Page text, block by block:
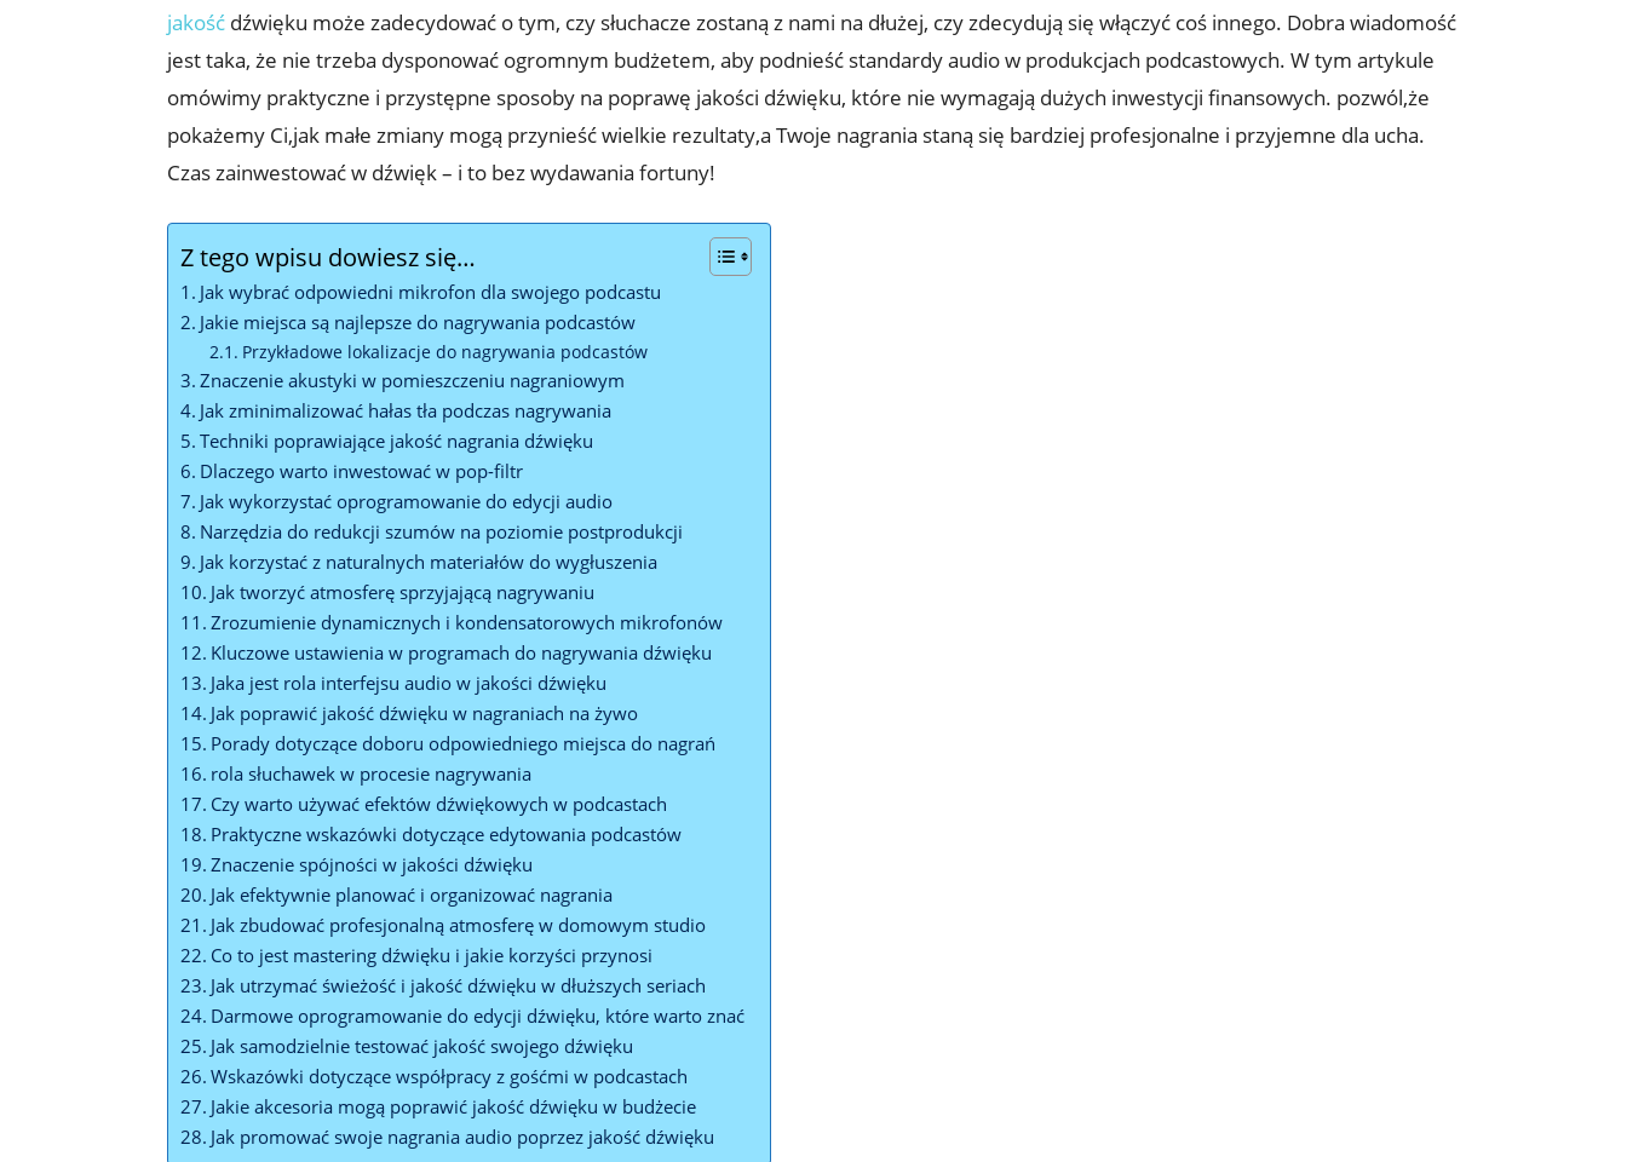
jakość dźwięku może zadecydować o tym, czy słuchacze zostaną z nami na dłużej, czy zdecydują się włączyć coś innego. Dobra wiadomość
jest taka, że nie trzeba dysponować ogromnym budżetem, aby podnieść standardy audio w produkcjach podcastowych. W tym artykule
omówimy praktyczne i przystępne sposoby na poprawę jakości dźwięku, które nie wymagają dużych inwestycji finansowych. pozwól,że
pokażemy Ci,jak małe zmiany mogą przynieść wielkie rezultaty,a Twoje nagrania staną się bardziej profesjonalne i przyjemne dla ucha.
Czas zainwestować w dźwięk – i to bez wydawania fortuny!
Z tego wpisu dowiesz się…
Jak wybrać odpowiedni mikrofon dla swojego podcastu
Jakie miejsca są najlepsze do nagrywania podcastów
Przykładowe lokalizacje do nagrywania podcastów
Znaczenie akustyki w pomieszczeniu nagraniowym
Jak zminimalizować hałas tła podczas nagrywania
Techniki poprawiające jakość nagrania dźwięku
Dlaczego warto inwestować w pop-filtr
Jak wykorzystać oprogramowanie do edycji audio
Narzędzia do redukcji szumów na poziomie postprodukcji
Jak korzystać z naturalnych materiałów do wygłuszenia
Jak tworzyć atmosferę sprzyjającą nagrywaniu
Zrozumienie dynamicznych i kondensatorowych mikrofonów
Kluczowe ustawienia w programach do nagrywania dźwięku
Jaka jest rola interfejsu audio w jakości dźwięku
Jak poprawić jakość dźwięku w nagraniach na żywo
Porady dotyczące doboru odpowiedniego miejsca do nagrań
rola słuchawek w procesie nagrywania
Czy warto używać efektów dźwiękowych w podcastach
Praktyczne wskazówki dotyczące edytowania podcastów
Znaczenie spójności w jakości dźwięku
Jak efektywnie planować i organizować nagrania
Jak zbudować profesjonalną atmosferę w domowym studio
Co to jest mastering dźwięku i jakie korzyści przynosi
Jak utrzymać świeżość i jakość dźwięku w dłuższych seriach
Darmowe oprogramowanie do edycji dźwięku, które warto znać
Jak samodzielnie testować jakość swojego dźwięku
Wskazówki dotyczące współpracy z gośćmi w podcastach
Jakie akcesoria mogą poprawić jakość dźwięku w budżecie
Jak promować swoje nagrania audio poprzez jakość dźwięku